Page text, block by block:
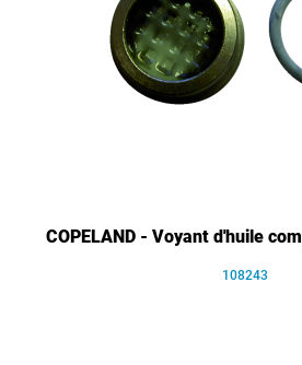
COPELAND - Voyant d'huile
108243